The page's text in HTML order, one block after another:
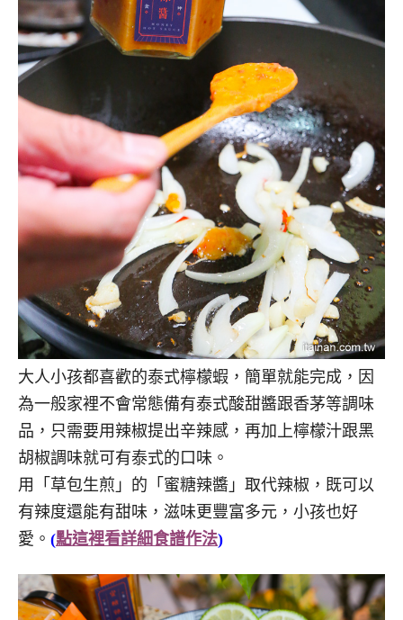
大人小孩都喜歡的泰式檸檬蝦，簡單就能完成，因
為一般家裡不會常態備有泰式酸甜醬跟香茅等調味
品，只需要用辣椒提出辛辣感，再加上檸檬汁跟黑
胡椒調味就可有泰式的口味。
用「草包生煎」的「蜜糖辣醬」取代辣椒，既可以
有辣度還能有甜味，滋味更豐富多元，小孩也好
愛。 (點這裡看詳細食譜作法)